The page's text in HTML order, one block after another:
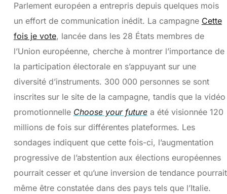
Parlement européen a entrepris depuis quelques mois
un effort de communication inédit. La campagne Cette
fois je vote, lancée dans les 28 États membres de
l’Union européenne, cherche à montrer l’importance de
la participation électorale en s’appuyant sur une
diversité d’instruments. 300 000 personnes se sont
inscrites sur le site de la campagne, tandis que la vidéo
promotionnelle Choose your futurea été visionnée 120
millions de fois sur différentes plateformes. Les
sondages indiquent que cette fois-ci, l’augmentation
progressive de l’abstention aux élections européennes
pourrait cesser et qu’une inversion de tendance pourrait
même être constatée dans des pays tels que l’Italie.